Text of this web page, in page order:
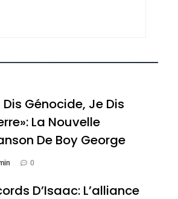
Dis Génocide, Je Dis
La Nouvelle
De Boy George
0
D’Isaac: L’alliance